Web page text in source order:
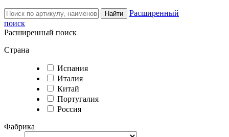
Найти
Расширенный
поиск
Расширенный поиск
Страна
Испания
Италия
Китай
Португалия
Россия
Фабрика